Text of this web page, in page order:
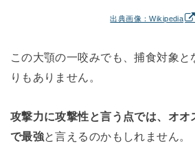
出典画像：Wikipedia
この大顎の一咬みでも、捕食対象と
りもありません。
攻撃力に攻撃性と言う点では、オオ
で最強と言えるのかもしれません。